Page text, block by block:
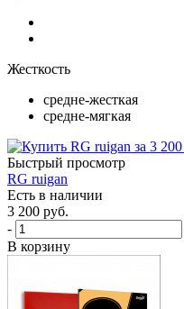
Жесткость
средне-жесткая
средне-мягкая
Быстрый просмотр
RG ruigan
Есть в наличии
3 200 руб.
-
В корзину